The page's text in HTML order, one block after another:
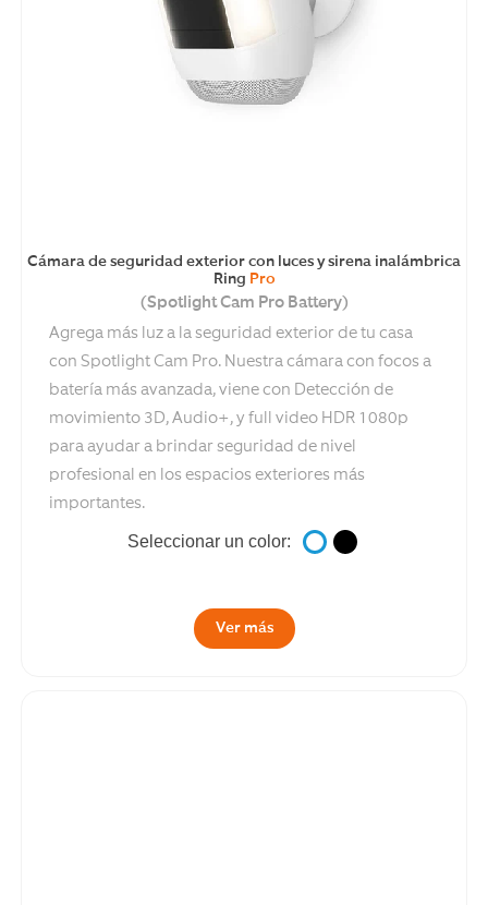
Cámara de seguridad exterior con luces y sirena inalámbrica
Ring Pro
(Spotlight Cam Pro Battery)
Agrega más luz a la seguridad exterior de tu casa
con Spotlight Cam Pro. Nuestra cámara con focos a
batería más avanzada, viene con Detección de
movimiento 3D, Audio+, y full video HDR 1080p
para ayudar a brindar seguridad de nivel
profesional en los espacios exteriores más
importantes.
Seleccionar un color:
Ver más